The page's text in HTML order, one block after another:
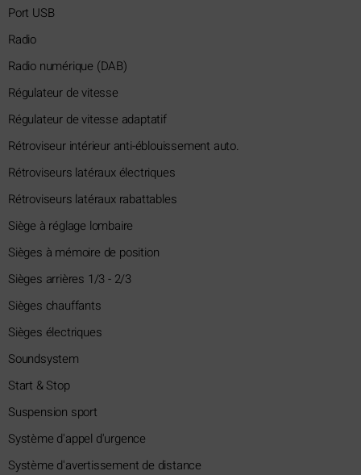
Port USB
Radio
Radio numérique (DAB)
Régulateur de vitesse
Régulateur de vitesse adaptatif
Rétroviseur intérieur anti-éblouissement auto.
Rétroviseurs latéraux électriques
Rétroviseurs latéraux rabattables
Siège à réglage lombaire
Sièges à mémoire de position
Sièges arrières 1/3 - 2/3
Sièges chauffants
Sièges électriques
Soundsystem
Start & Stop
Suspension sport
Système d'appel d'urgence
Système d'avertissement de distance